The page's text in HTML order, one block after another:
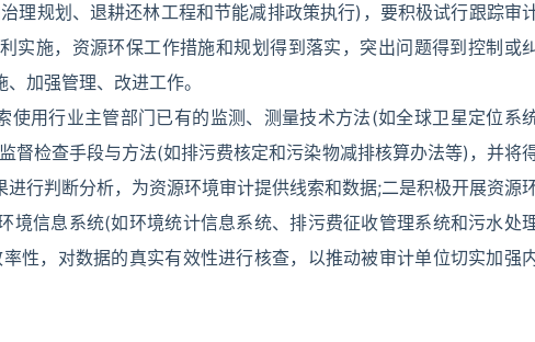
理规划、退耕还林工程和节能减排政策执行)，要积极试行跟踪审
实施，资源环保工作措施和规划得到落实，突出问题得到控制或纠
加强管理、改进工作。
使用行业主管部门已有的监测、测量技术方法(如全球卫星定位系
督检查手段与方法(如排污费核定和污染物减排核算办法等)，并将
行判断分析，为资源环境审计提供线索和数据;二是积极开展资源
境信息系统(如环境统计信息系统、排污费征收管理系统和污水处
性，对数据的真实有效性进行核查，以推动被审计单位切实加强